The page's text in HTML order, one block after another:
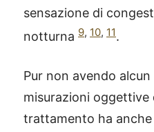
sensazione di
notturna 9, 10, 11.
Pur non avendo
misurazioni oggettive
trattamento ha